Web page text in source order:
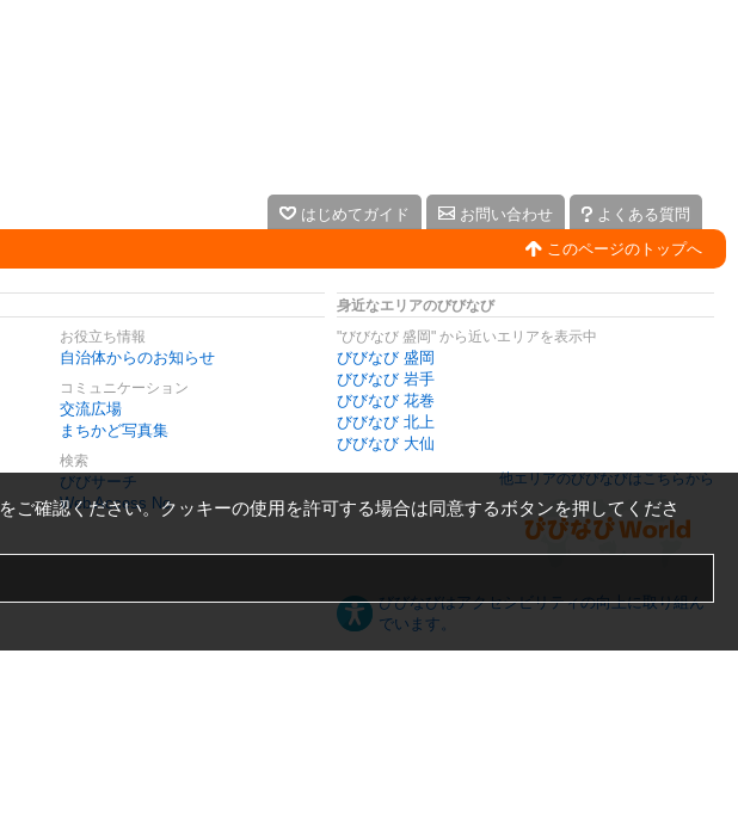
はじめてガイド お問い合わせ
よくある質問
このページのトップへ
お役立ち情報
自治体からのお知らせ
コミュニケーション
交流広場
まちかど写真集
検索
びびサーチ
Web Access No.
身近なエリアのびびなび
"びびなび 盛岡" から近いエリアを表示中
びびなび 盛岡
びびなび 岩手
びびなび 花巻
びびなび 北上
びびなび 大仙
他エリアのびびなびはこちらから
びびなびはアクセシビリティの向上に取り組ん
でいます。
をご確認ください。クッキーの使用を許可する場合は同意するボタンを押してくださ